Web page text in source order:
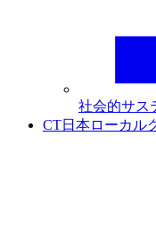
社会的サス
CT日本ローカル